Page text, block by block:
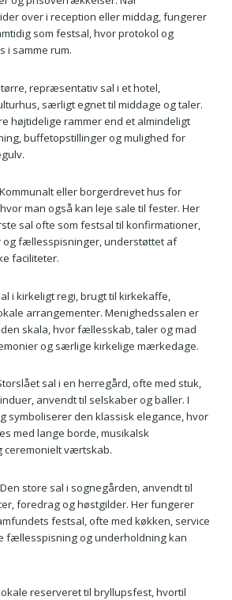
over i reception eller middag, fungerer
som festsal, hvor protokol og
i samme rum.
repræsentativ sal i et hotel,
særligt egnet til middage og taler.
højtidelige rammer end et almindeligt
buffetopstillinger og mulighed for
eller borgerdrevet hus for
man også kan leje sale til fester. Her
sal ofte som festsal til konfirmationer,
fællesspisninger, understøttet af
faciliteter.
i kirkeligt regi, brugt til kirkekaffe,
arrangementer. Menighedssalen er
skala, hvor fællesskab, taler og mad
og særlige kirkelige mærkedage.
sal i en herregård, ofte med stuk,
anvendt til selskaber og baller. I
symboliserer den klassisk elegance, hvor
med lange borde, musikalsk
ceremonielt værtskab.
store sal i sognegården, anvendt til
foredrag og høstgilder. Her fungerer
festsal, ofte med køkken, service
fællesspisning og underholdning kan
reserveret til bryllupsfest, hvortil